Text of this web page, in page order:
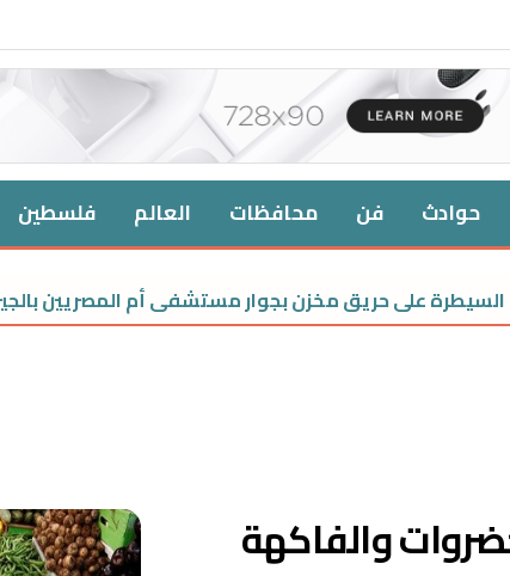
حوادث فن محافظات العالم فلسطين
حريق مخزن بجوار مستشفى أم المصريين بالجيزة دون إصابات
والفاكهة